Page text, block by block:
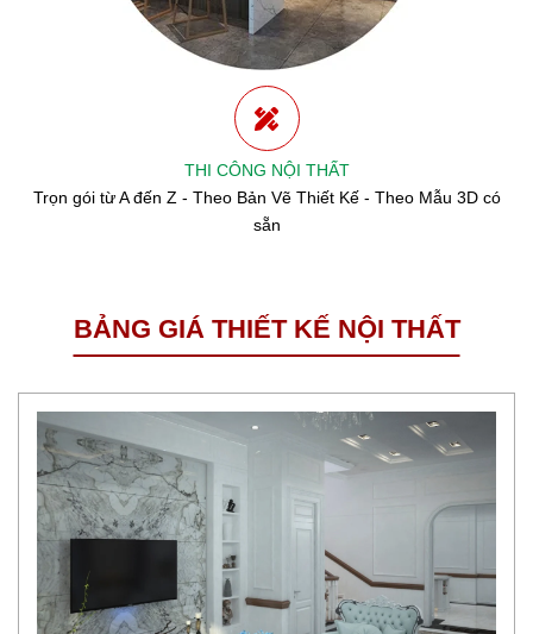
SẢN XUẤT ĐỒ GỖ THEO YÊU CẦU
Nội thất Phòng Bếp- Phòng Ngủ-Phòng Khách
BẢNG GIÁ THIẾT KẾ NỘI THẤT